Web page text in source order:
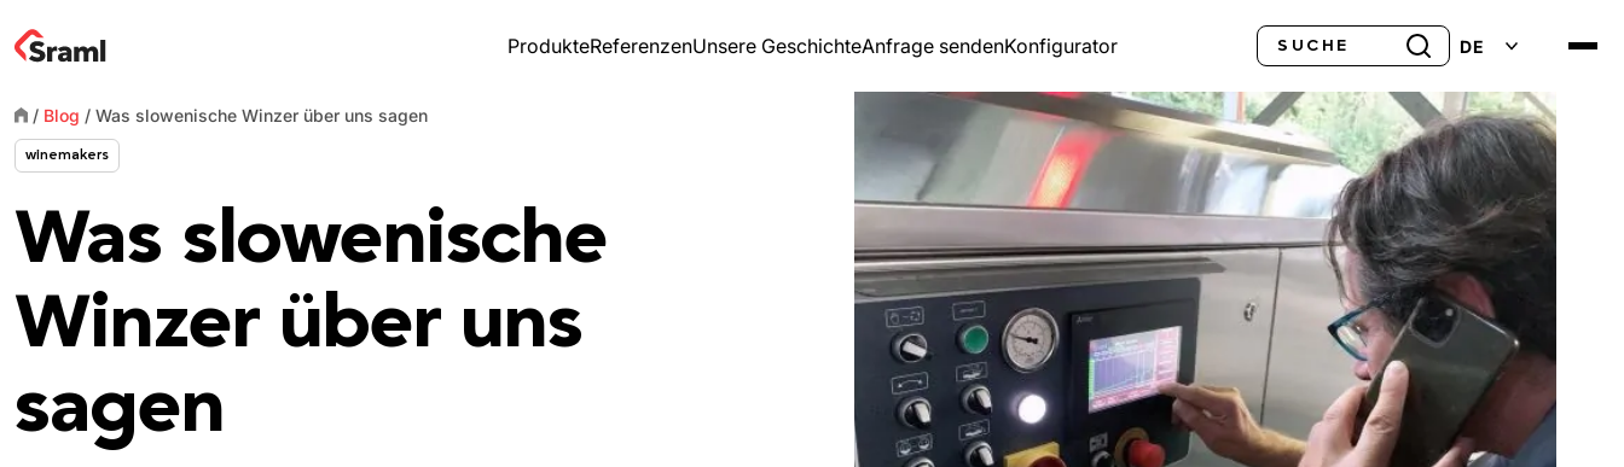
ProdukteReferenzenUnsere GeschichteAnfrage sendenKonfigurator Suche DE
/ Blog / Was slowenische Winzer über uns sagen
winemakers
Was slowenische
Winzer über uns
sagen